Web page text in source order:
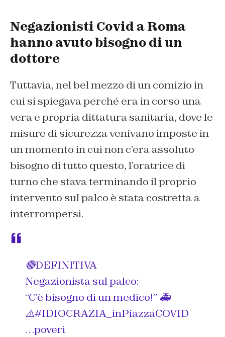
Negazionisti Covid a Roma
hanno avuto bisogno di un
dottore
Tuttavia, nel bel mezzo di un comizio in
cui si spiegava perché era in corso una
vera e propria dittatura sanitaria, dove le
misure di sicurezza venivano imposte in
un momento in cui non c’era assoluto
bisogno di tutto questo, l’oratrice di
turno che stava terminando il proprio
intervento sul palco è stata costretta a
interrompersi.
🔴DEFINITIVA
Negazionista sul palco:
“C’è bisogno di un medico!” 🚑
⚠️#IDIOCRAZIA_inPiazzaCOVID
…poveri